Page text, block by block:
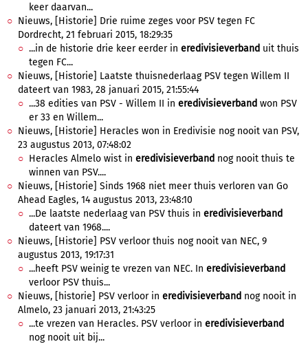
keer daarvan...
Nieuws, [Historie] Drie ruime zeges voor PSV tegen FC
Dordrecht, 21 februari 2015, 18:29:35
...in de historie drie keer eerder in eredivisieverband uit thuis
tegen FC...
Nieuws, [Historie] Laatste thuisnederlaag PSV tegen Willem II
dateert van 1983, 28 januari 2015, 21:55:44
...38 edities van PSV - Willem II in eredivisieverband won PSV
er 33 en Willem...
Nieuws, [Historie] Heracles won in Eredivisie nog nooit van PSV,
23 augustus 2013, 07:48:02
Heracles Almelo wist in eredivisieverband nog nooit thuis te
winnen van PSV....
Nieuws, [Historie] Sinds 1968 niet meer thuis verloren van Go
Ahead Eagles, 14 augustus 2013, 23:48:10
...De laatste nederlaag van PSV thuis in eredivisieverband
dateert van 1968....
Nieuws, [Historie] PSV verloor thuis nog nooit van NEC, 9
augustus 2013, 19:17:31
...heeft PSV weinig te vrezen van NEC. In eredivisieverband
verloor PSV thuis...
Nieuws, [historie] PSV verloor in eredivisieverband nog nooit in
Almelo, 23 januari 2013, 21:43:25
...te vrezen van Heracles. PSV verloor in eredivisieverband
nog nooit uit bij...